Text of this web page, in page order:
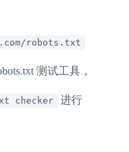
robots.txt
测试工具，
checker
进行